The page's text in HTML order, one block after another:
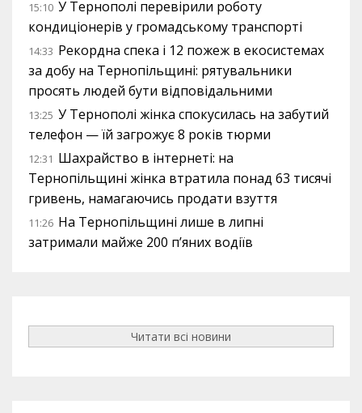
15:10 У Тернополі перевірили роботу
кондиціонерів у громадському транспорті
14:33 Рекордна спека і 12 пожеж в екосистемах
за добу на Тернопільщині: рятувальники
просять людей бути відповідальними
13:25 У Тернополі жінка спокусилась на забутий
телефон — їй загрожує 8 років тюрми
12:31 Шахрайство в інтернеті: на
Тернопільщині жінка втратила понад 63 тисячі
гривень, намагаючись продати взуття
11:26 На Тернопільщині лише в липні
затримали майже 200 п’яних водіїв
Читати всі новини